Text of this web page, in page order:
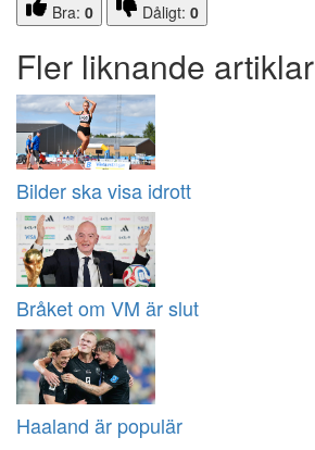
Bra: 0 Dåligt: 0
Fler liknande artiklar
Bilder ska visa idrott
Bråket om VM är slut
Haaland är populär